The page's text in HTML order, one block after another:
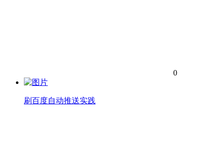
0
刷百度自动推送实践